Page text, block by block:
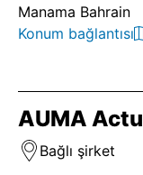
Manama Bahrain
Konum bağlantısı
AUMA
Bağlı şirket